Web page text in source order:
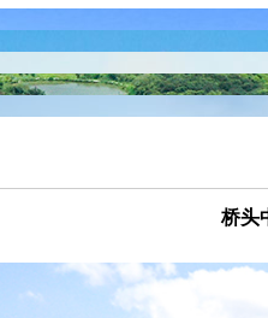
桥头